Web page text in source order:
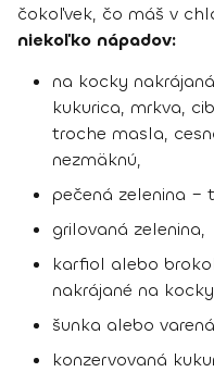
čokoľvek, čo máš v
niekoľko nápadov:
na kocky
kukurica, mrkva,
troche masla,
nezmäknú,
pečená zelenina –
grilovaná zelenina,
karfiol alebo
nakrájané na
šunka alebo
konzervovaná